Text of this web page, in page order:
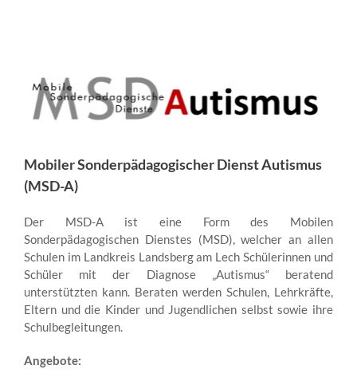
Mobiler Sonderpädagogischer Dienst Autismus
(MSD-A)
Der MSD-A ist eine Form des Mobilen
Sonderpädagogischen Dienstes (MSD), welcher an allen
Schulen im Landkreis Landsberg am Lech Schülerinnen und
Schüler mit der Diagnose „Autismus“ beratend
unterstützten kann. Beraten werden Schulen, Lehrkräfte,
Eltern und die Kinder und Jugendlichen selbst sowie ihre
Schulbegleitungen.
Angebote: